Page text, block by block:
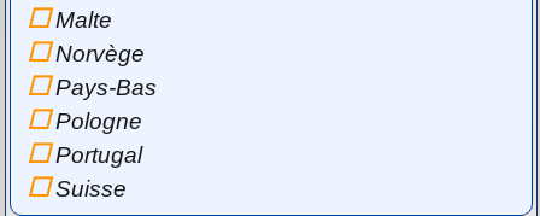
Malte
Norvège
Pays-Bas
Pologne
Portugal
Suisse